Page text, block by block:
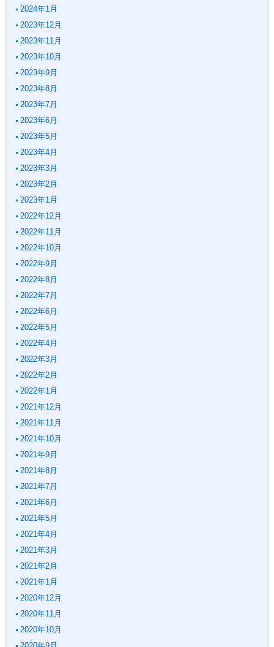
2024年1月
2023年12月
2023年11月
2023年10月
2023年9月
2023年8月
2023年7月
2023年6月
2023年5月
2023年4月
2023年3月
2023年2月
2023年1月
2022年12月
2022年11月
2022年10月
2022年9月
2022年8月
2022年7月
2022年6月
2022年5月
2022年4月
2022年3月
2022年2月
2022年1月
2021年12月
2021年11月
2021年10月
2021年9月
2021年8月
2021年7月
2021年6月
2021年5月
2021年4月
2021年3月
2021年2月
2021年1月
2020年12月
2020年11月
2020年10月